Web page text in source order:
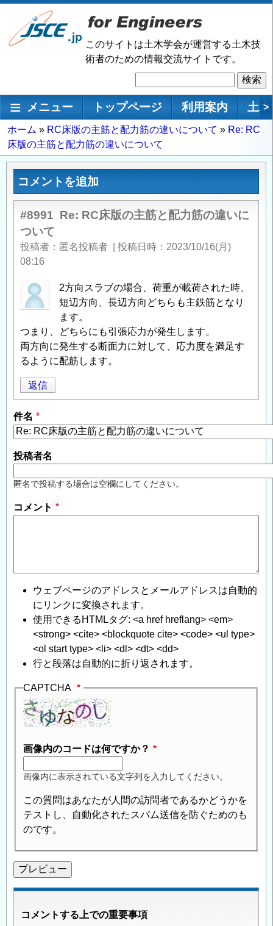
メ
ン
移
動
このサイトは土木学会が運営する土木技
術者のための情報交流サイトです。
索
メインナビゲーション
メニュー トップページ 利用案内 土 >
パ
ン
く
ホーム RC床版の主筋と配力筋の違いについて
Re: RC
床版の主筋と配力筋の違いについて
コメントを追加
#8991 Re: RC床版の主筋と配力筋の違いに
ついて
投稿者 匿名投稿者 投稿日時
2023/10/16(月)
08:16
2方向スラブの場合、荷重が載荷された時、
短辺方向、長辺方向どちらも主鉄筋となり
ます。
つまり、どちらにも引張応力が発生します。
両方向に発生する断面力に対して、応力度を満足す
るように配筋します。
返信
件名
投稿者名
匿名で投稿する場合は空欄にしてください。
コメント
ウェブページのアドレスとメールアドレスは自動的
にリンクに変換されます。
使用できるHTMLタグ: <a href hreflang> <em>
<strong> <cite> <blockquote cite> <code> <ul type>
<ol start type> <li> <dl> <dt> <dd>
行と段落は自動的に折り返されます。
CAPTCHA
画像内のコードは何ですか？
画像内に表示されている文字列を入力してください。
この質問はあなたが人間の訪問者であるかどうかを
テストし、自動化されたスパム送信を防ぐためのも
のです。
コメントする上での重要事項